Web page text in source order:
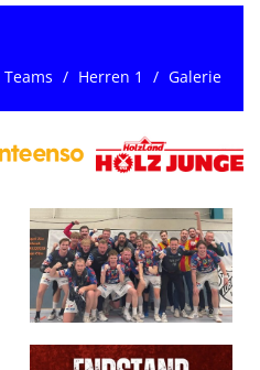
Teams Herren 1 Galerie